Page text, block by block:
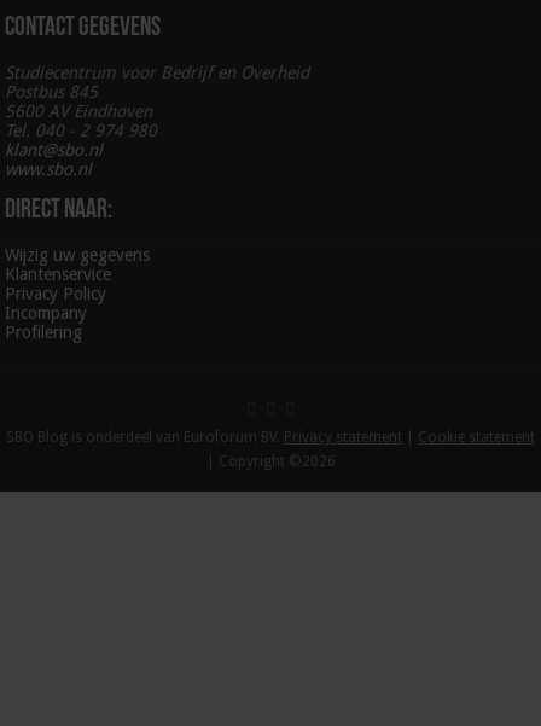
Contact gegevens
Studiecentrum voor Bedrijf en Overheid
Postbus 845
5600 AV Eindhoven
Tel. 040 - 2 974 980
klant@sbo.nl
www.sbo.nl
Direct naar:
Wijzig uw gegevens
Klantenservice
Privacy Policy
Incompany
Profilering
SBO Blog is onderdeel van Euroforum BV. Privacy statement
Cookie statement
| Copyright ©2026